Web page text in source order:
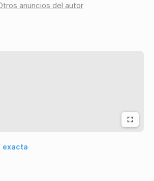
anuncios del autor
exacta